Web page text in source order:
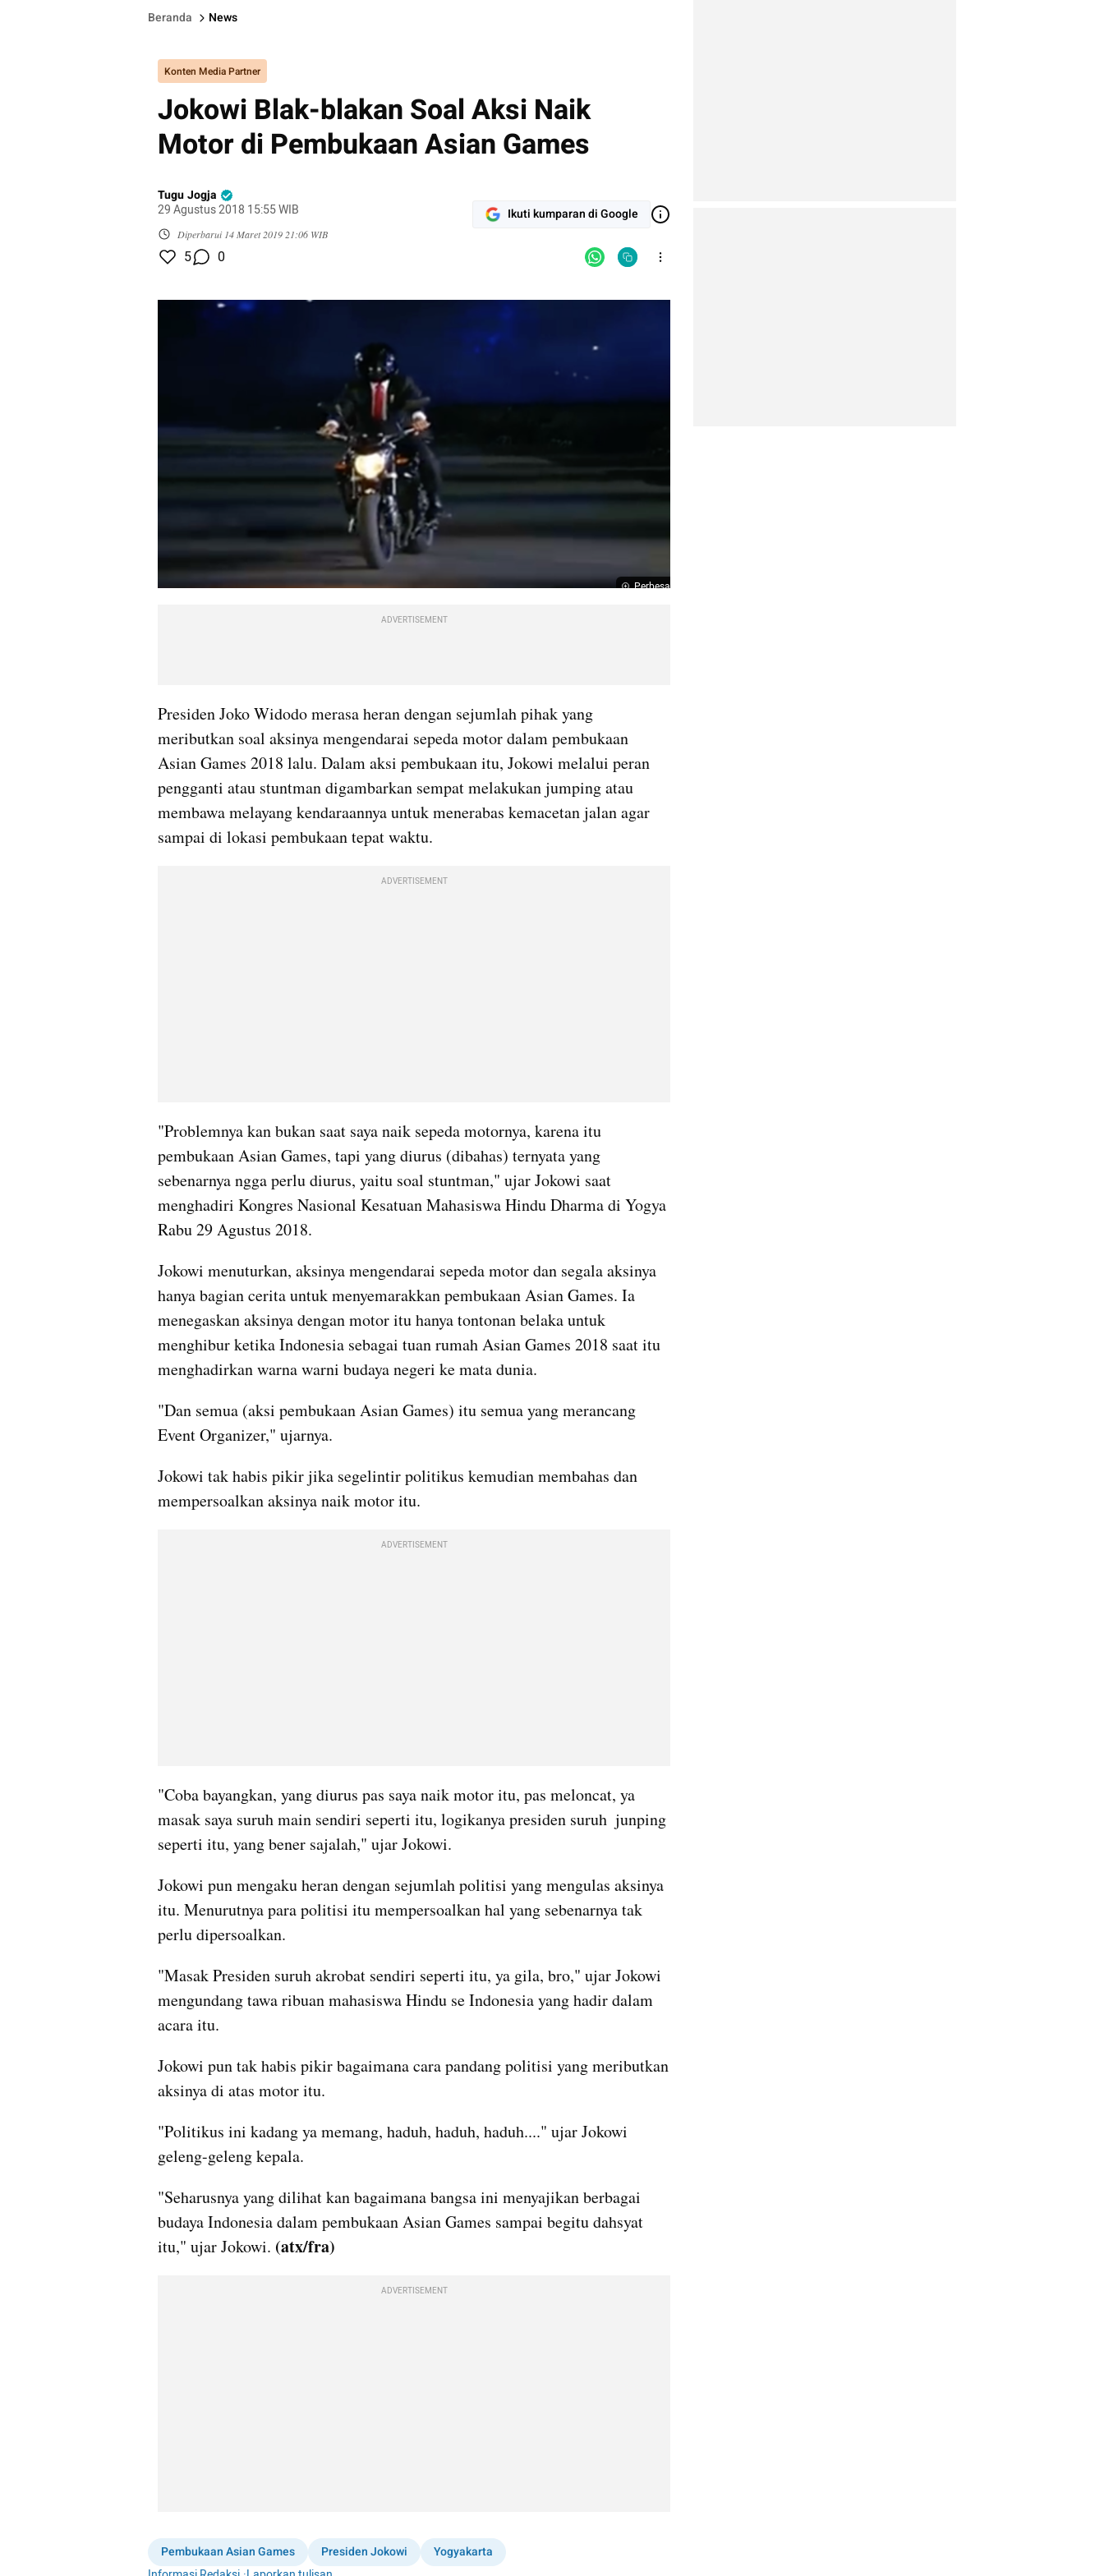
Beranda News
Konten Media Partner
Jokowi Blak-blakan Soal Aksi Naik
Motor di Pembukaan Asian Games
Tugu Jogja
29 Agustus 2018 15:55 WIB
Diperbarui 14 Maret 2019 21:06 WIB
Ikuti kumparan di Google
5 0
Perbesar
ADVERTISEMENT
Presiden Joko Widodo merasa heran dengan sejumlah pihak yang
meributkan soal aksinya mengendarai sepeda motor dalam pembukaan
Asian Games 2018 lalu. Dalam aksi pembukaan itu, Jokowi melalui peran
pengganti atau stuntman digambarkan sempat melakukan jumping atau
membawa melayang kendaraannya untuk menerabas kemacetan jalan agar
sampai di lokasi pembukaan tepat waktu.
ADVERTISEMENT
"Problemnya kan bukan saat saya naik sepeda motornya, karena itu
pembukaan Asian Games, tapi yang diurus (dibahas) ternyata yang
sebenarnya ngga perlu diurus, yaitu soal stuntman," ujar Jokowi saat
menghadiri Kongres Nasional Kesatuan Mahasiswa Hindu Dharma di Yogya
Rabu 29 Agustus 2018.
Jokowi menuturkan, aksinya mengendarai sepeda motor dan segala aksinya
hanya bagian cerita untuk menyemarakkan pembukaan Asian Games. Ia
menegaskan aksinya dengan motor itu hanya tontonan belaka untuk
menghibur ketika Indonesia sebagai tuan rumah Asian Games 2018 saat itu
menghadirkan warna warni budaya negeri ke mata dunia.
"Dan semua (aksi pembukaan Asian Games) itu semua yang merancang
Event Organizer," ujarnya.
Jokowi tak habis pikir jika segelintir politikus kemudian membahas dan
mempersoalkan aksinya naik motor itu.
ADVERTISEMENT
"Coba bayangkan, yang diurus pas saya naik motor itu, pas meloncat, ya
masak saya suruh main sendiri seperti itu, logikanya presiden suruh  junping
seperti itu, yang bener sajalah," ujar Jokowi.
Jokowi pun mengaku heran dengan sejumlah politisi yang mengulas aksinya
itu. Menurutnya para politisi itu mempersoalkan hal yang sebenarnya tak
perlu dipersoalkan.
"Masak Presiden suruh akrobat sendiri seperti itu, ya gila, bro," ujar Jokowi
mengundang tawa ribuan mahasiswa Hindu se Indonesia yang hadir dalam
acara itu.
Jokowi pun tak habis pikir bagaimana cara pandang politisi yang meributkan
aksinya di atas motor itu.
"Politikus ini kadang ya memang, haduh, haduh, haduh...." ujar Jokowi
geleng-geleng kepala.
"Seharusnya yang dilihat kan bagaimana bangsa ini menyajikan berbagai
budaya Indonesia dalam pembukaan Asian Games sampai begitu dahsyat
itu," ujar Jokowi. (atx/fra)
ADVERTISEMENT
Pembukaan Asian Games Presiden Jokowi
Yogyakarta